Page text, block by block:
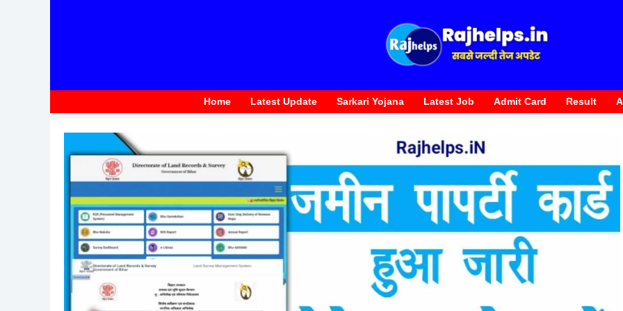
Home Latest Update Sarkari Yojana Latest Job Admit Card Result